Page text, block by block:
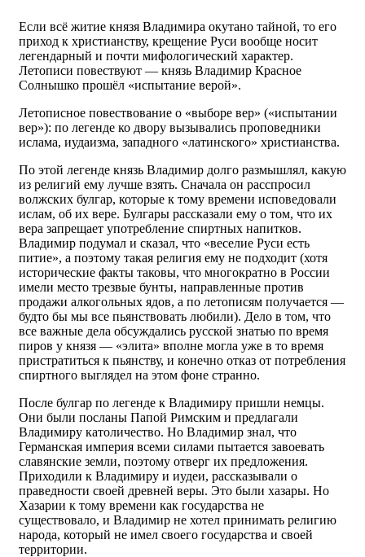
Если всё житие князя Владимира окутано тайной, то его
приход к христианству, крещение Руси вообще носит
легендарный и почти мифологический характер.
Летописи повествуют — князь Владимир Красное
Солнышко прошёл «испытание верой».
Летописное повествование о «выборе вер» («испытании
вер»): по легенде ко двору вызывались проповедники
ислама, иудаизма, западного «латинского» христианства.
По этой легенде князь Владимир долго размышлял, какую
из религий ему лучше взять. Сначала он расспросил
волжских булгар, которые к тому времени исповедовали
ислам, об их вере. Булгары рассказали ему о том, что их
вера запрещает употребление спиртных напитков.
Владимир подумал и сказал, что «веселие Руси есть
питие», а поэтому такая религия ему не подходит (хотя
исторические факты таковы, что многократно в России
имели место трезвые бунты, направленные против
продажи алкогольных ядов, а по летописям получается —
будто бы мы все пьянствовать любили). Дело в том, что
все важные дела обсуждались русской знатью по время
пиров у князя — «элита» вполне могла уже в то время
пристратиться к пьянству, и конечно отказ от потребления
спиртного выглядел на этом фоне странно.
После булгар по легенде к Владимиру пришли немцы.
Они были посланы Папой Римским и предлагали
Владимиру католичество. Но Владимир знал, что
Германская империя всеми силами пытается завоевать
славянские земли, поэтому отверг их предложения.
Приходили к Владимиру и иудеи, рассказывали о
праведности своей древней веры. Это были хазары. Но
Хазарии к тому времени как государства не
существовало, и Владимир не хотел принимать религию
народа, который не имел своего государства и своей
территории.